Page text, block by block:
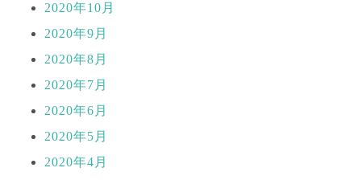
2020年10月
2020年9月
2020年8月
2020年7月
2020年6月
2020年5月
2020年4月